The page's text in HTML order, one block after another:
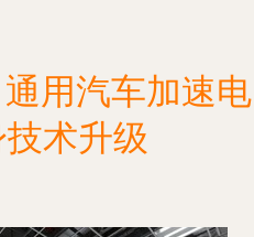
用汽车加速电
术升级